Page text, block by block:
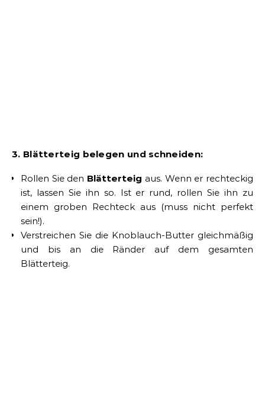
3. Blätterteig belegen und schneiden:
Rollen Sie den Blätterteig aus. Wenn er rechteckig
ist, lassen Sie ihn so. Ist er rund, rollen Sie ihn zu
einem groben Rechteck aus (muss nicht perfekt
sein!).
Verstreichen Sie die Knoblauch-Butter gleichmäßig
und bis an die Ränder auf dem gesamten
Blätterteig.